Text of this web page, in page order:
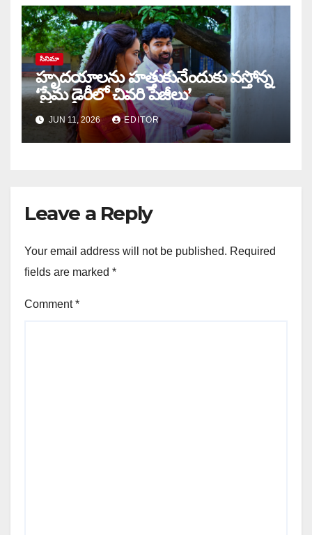
సినిమా
హృదయాలను హత్తుకునేందుకు వస్తోన్న
‘ప్రేమ డైరీలో చివరి పేజీలు’
JUN 11, 2026 EDITOR
Leave a Reply
Your email address will not be published. Required
fields are marked *
Comment*